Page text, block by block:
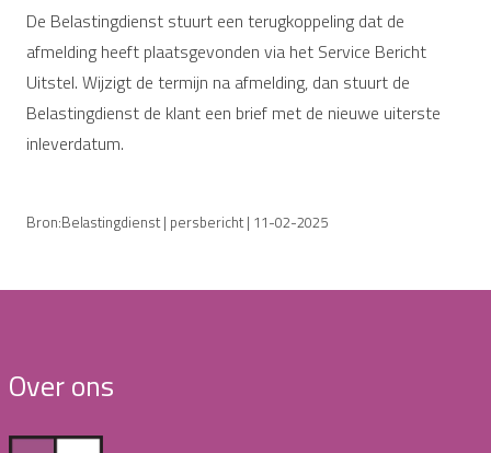
De Belastingdienst stuurt een terugkoppeling dat de
afmelding heeft plaatsgevonden via het Service Bericht
Uitstel. Wijzigt de termijn na afmelding, dan stuurt de
Belastingdienst de klant een brief met de nieuwe uiterste
inleverdatum.
Bron:Belastingdienst | persbericht | 11-02-2025
Over ons